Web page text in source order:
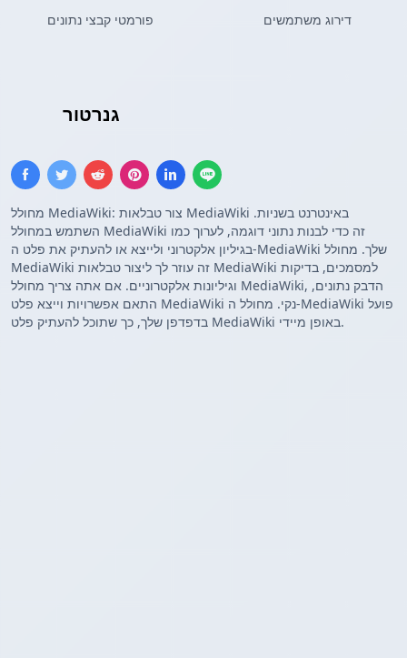
גנרטור
מחולל MediaWiki: צור טבלאות MediaWiki באינטרנט בשניות.
השתמש במחולל MediaWiki זה כדי לבנות נתוני דוגמה, לערוך כמו
בגיליון אלקטרוני ולייצא או להעתיק את פלט ה-MediaWiki שלך. מחולל
MediaWiki זה עוזר לך ליצור טבלאות MediaWiki למסמכים, בדיקות
וגיליונות אלקטרוניים. אם אתה צריך מחולל MediaWiki, הדבק נתונים,
התאם אפשרויות וייצא פלט MediaWiki נקי. מחולל ה-MediaWiki פועל
בדפדפן שלך, כך שתוכל להעתיק פלט MediaWiki באופן מיידי.
פורמטי קבצי נתונים דירוג משתמשים